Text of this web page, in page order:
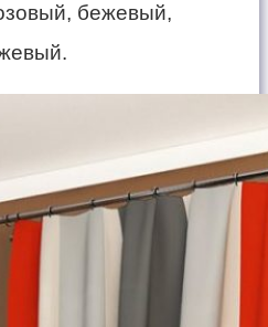
бежевый,